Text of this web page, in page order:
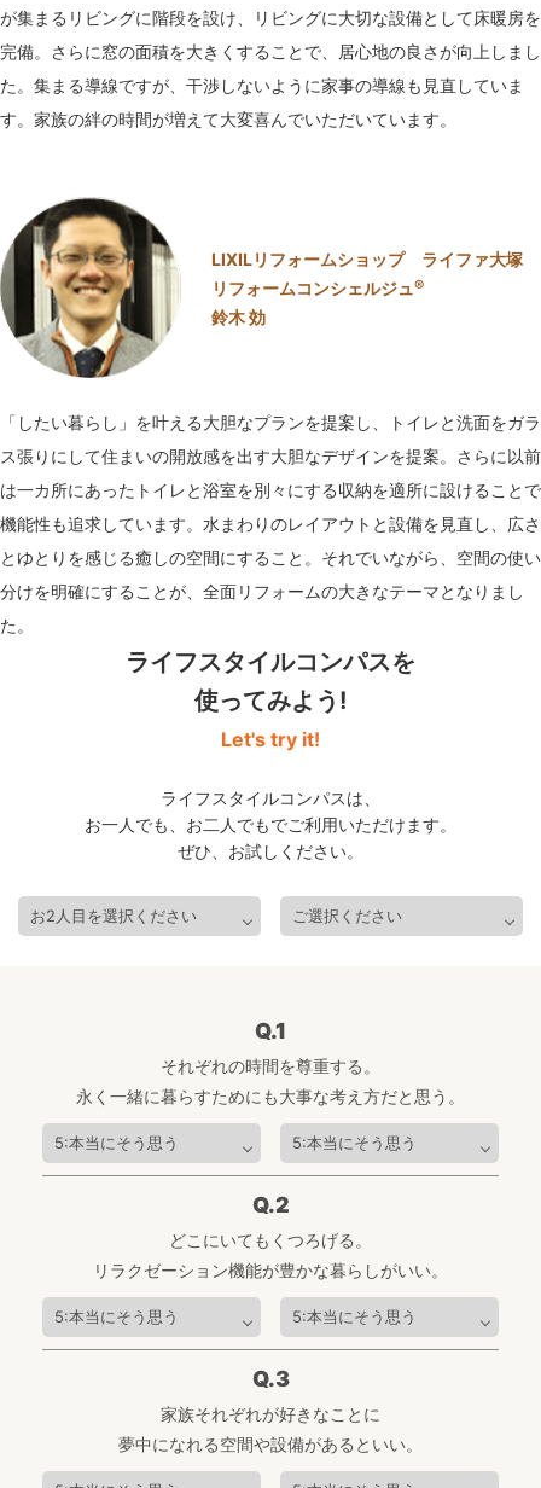
が集まるリビングに階段を設け、リビングに大切な設備として床暖房を
完備。さらに窓の面積を大きくすることで、居心地の良さが向上しまし
た。集まる導線ですが、干渉しないように家事の導線も見直していま
す。家族の絆の時間が増えて大変喜んでいただいています。
LIXILリフォームショップ ライファ大塚
リフォームコンシェルジュ®
鈴木 効
「したい暮らし」を叶える大胆なプランを提案し、トイレと洗面をガラ
ス張りにして住まいの開放感を出す大胆なデザインを提案。さらに以前
は一カ所にあったトイレと浴室を別々にする収納を適所に設けることで
機能性も追求しています。水まわりのレイアウトと設備を見直し、広さ
とゆとりを感じる癒しの空間にすること。それでいながら、空間の使い
分けを明確にすることが、全面リフォームの大きなテーマとなりまし
た。
ライフスタイルコンパスを
使ってみよう!
Let's try it!
ライフスタイルコンパスは、
お一人でも、お二人でもでご利用いただけます。
ぜひ、お試しください。
Q.1
それぞれの時間を尊重する。
永く一緒に暮らすためにも大事な考え方だと思う。
Q.2
どこにいてもくつろげる。
リラクゼーション機能が豊かな暮らしがいい。
Q.3
家族それぞれが好きなことに
夢中になれる空間や設備があるといい。